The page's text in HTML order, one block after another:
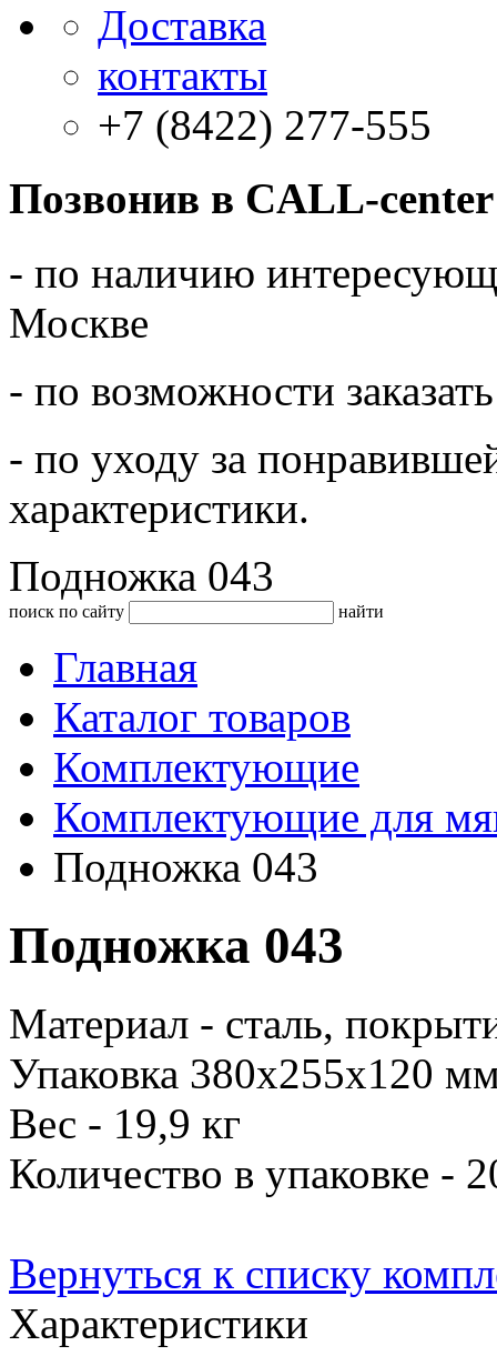
Доставка
контакты
+7 (8422) 277-555
Позвонив в CALL-
- по наличию
Москве
- по возможности
- по уходу за
характеристики.
Подножка 043
поиск по сайту найти
Главная
Каталог товаров
Комплектующие
Комплектующие для
Подножка 043
Подножка 043
Материал - сталь,
Упаковка 380х255х120
Вес - 19,9 кг
Количество в упаковке -
Вернуться к списку
Характеристики